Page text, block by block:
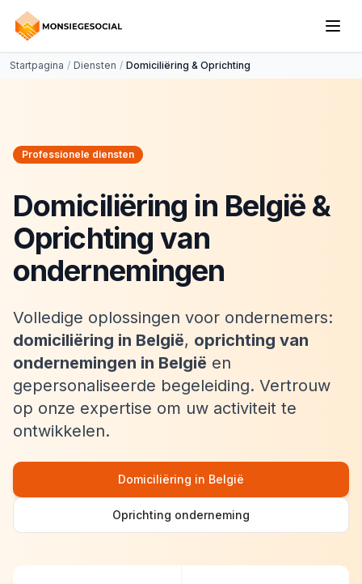
Startpagina / Diensten / Domiciliëring & Oprichting
Professionele diensten
Domiciliëring in België &
Oprichting van
ondernemingen
Volledige oplossingen voor ondernemers:
domiciliëring in België, oprichting van
ondernemingen in België en
gepersonaliseerde begeleiding. Vertrouw
op onze expertise om uw activiteit te
ontwikkelen.
Domiciliëring in België
Oprichting onderneming